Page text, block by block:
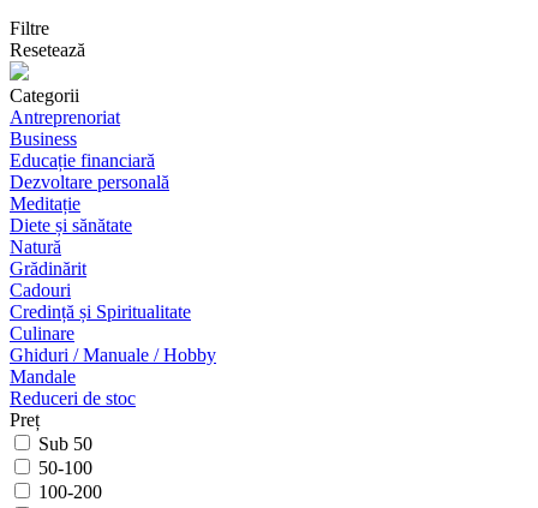
Filtre
Resetează
Categorii
Antreprenoriat
Business
Educație financiară
Dezvoltare personală
Meditație
Diete și sănătate
Natură
Grădinărit
Cadouri
Credință și Spiritualitate
Culinare
Ghiduri / Manuale / Hobby
Mandale
Reduceri de stoc
Preț
Sub 50
50-100
100-200